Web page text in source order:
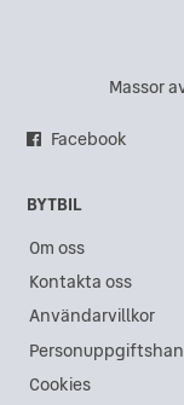
Massor
Facebook
BYTBIL
Om oss
Kontakta oss
Användarvillkor
Cookies